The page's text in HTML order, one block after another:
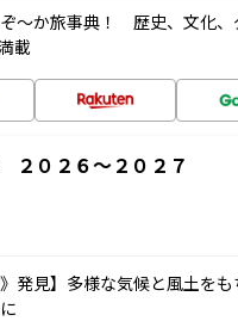
～か旅事典！ 歴史、文化
載
０２６～２０２７
発見】多様な気候と風土を